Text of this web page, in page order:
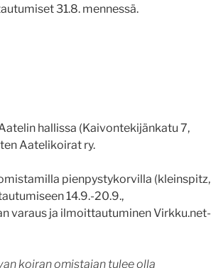
31.8. mennessä.
hallissa (Kaivontekijänkatu 7,
Aatelikoirat ry.
pienpystykorvilla (kleinspitz,
14.9.-20.9.,
varaus ja ilmoittautuminen Virkku.net-
koiran omistajan tulee olla